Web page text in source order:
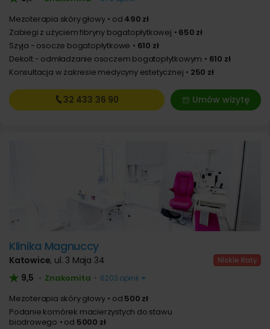
Mezoterapia skóry głowy od 490 zł
Zabiegi z użyciem fibryny bogatopłytkowej
650 zł
Szyja - osocze bogatopłytkowe
610 zł
Dekolt - odmładzanie osoczem bogatopłytkowym
610 zł
Konsultacja w zakresie medycyny estetycznej
250 zł
Umów wizytę
32 433 36 90
Klinika Magnuccy
Katowice, ul. 3 Maja 34
9,5 • Znakomita • 6203 opinii
Mezoterapia skóry głowy od 500 zł
Podanie komórek macierzystych do stawu
biodrowego
od 5000 zł